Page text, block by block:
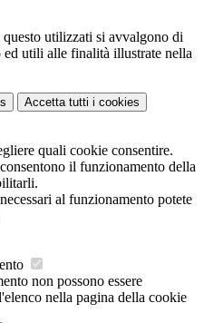
utilizzati si avvalgono di
ed utili alle finalità illustrate nella
Accetta tutti i cookies
quali cookie consentire.
il funzionamento della
al funzionamento potete
non possono essere
nella pagina della cookie